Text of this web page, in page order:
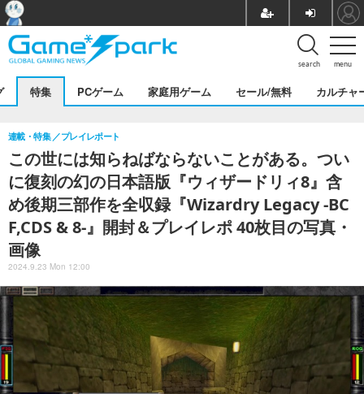
menu
search
特集 PCゲーム 家庭用ゲーム セール/無料 カルチャ
この世には知らねばならないことがある。つい
に復刻の幻の日本語版『ウィザードリィ8』含
め後期三部作を全収録『Wizardry Legacy -BC
F,CDS & 8-』開封＆プレイレポ 40枚目の写真・
画像
連載・特集 プレイレポート
2024.9.23 Mon 12:00